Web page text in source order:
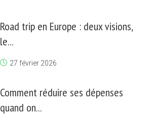
Road trip en Europe : deux visions,
le...
27 février 2026
Comment réduire ses dépenses
quand on...